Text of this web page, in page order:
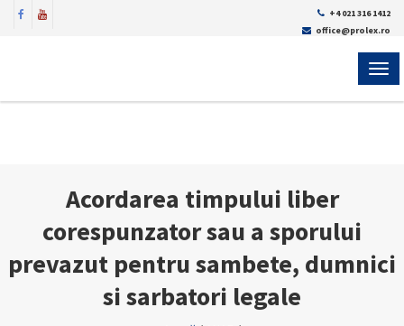
+4 021 316 1412
office@prolex.ro
Acordarea timpului liber
corespunzator sau a sporului
prevazut pentru sambete, dumnici
si sarbatori legale